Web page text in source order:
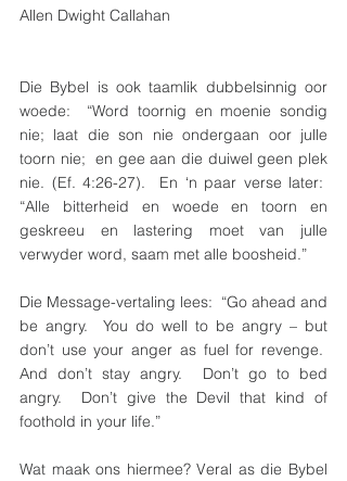
Allen Dwight Callahan
Die Bybel is ook taamlik dubbelsinnig oor
woede:  “Word toornig en moenie sondig
nie; laat die son nie ondergaan oor julle
toorn nie;  en gee aan die duiwel geen plek
nie. (Ef. 4:26-27).  En ‘n paar verse later:
“Alle bitterheid en woede en toorn en
geskreeu en lastering moet van julle
verwyder word, saam met alle boosheid.”
Die Message-vertaling lees:  “Go ahead and
be angry.  You do well to be angry – but
don’t use your anger as fuel for revenge.
And don’t stay angry.  Don’t go to bed
angry.  Don’t give the Devil that kind of
foothold in your life.”
Wat maak ons hiermee? Veral as die Bybel